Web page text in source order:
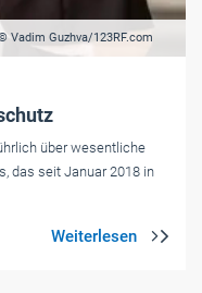
Vadim Guzhva/123RF.com
über wesentliche
das seit Januar 2018 in